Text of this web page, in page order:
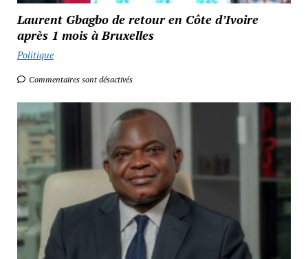
Laurent Gbagbo de retour en Côte d’Ivoire
après 1 mois à Bruxelles
Politique
Commentaires sont désactivés